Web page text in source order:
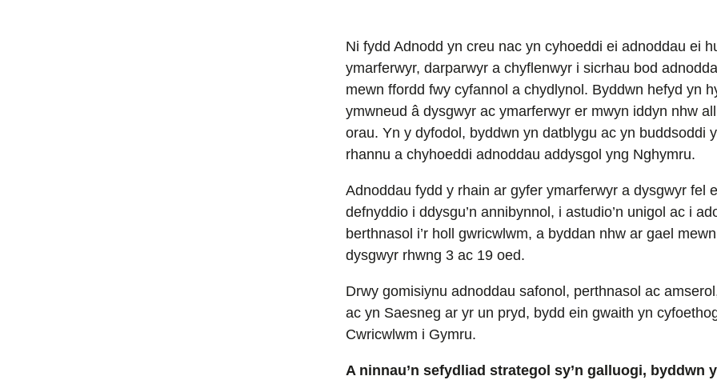
Ni fydd Adnodd yn creu nac yn cyhoeddi ei adnoddau ei
ymarferwyr, darparwyr a chyflenwyr i sicrhau bod
mewn ffordd fwy cyfannol a chydlynol. Byddwn hefyd yn
ymwneud â dysgwyr ac ymarferwyr er mwyn iddyn nhw
orau. Yn y dyfodol, byddwn yn datblygu ac yn buddsoddi
rhannu a chyhoeddi adnoddau addysgol yng Nghymru.
Adnoddau fydd y rhain ar gyfer ymarferwyr a dysgwyr fel
defnyddio i ddysgu’n annibynnol, i astudio’n unigol ac i
berthnasol i’r holl gwricwlwm, a byddan nhw ar gael
dysgwyr rhwng 3 ac 19 oed.
Drwy gomisiynu adnoddau safonol, perthnasol ac
ac yn Saesneg ar yr un pryd, bydd ein gwaith yn
Cwricwlwm i Gymru.
A ninnau’n sefydliad strategol sy’n galluogi, byddwn